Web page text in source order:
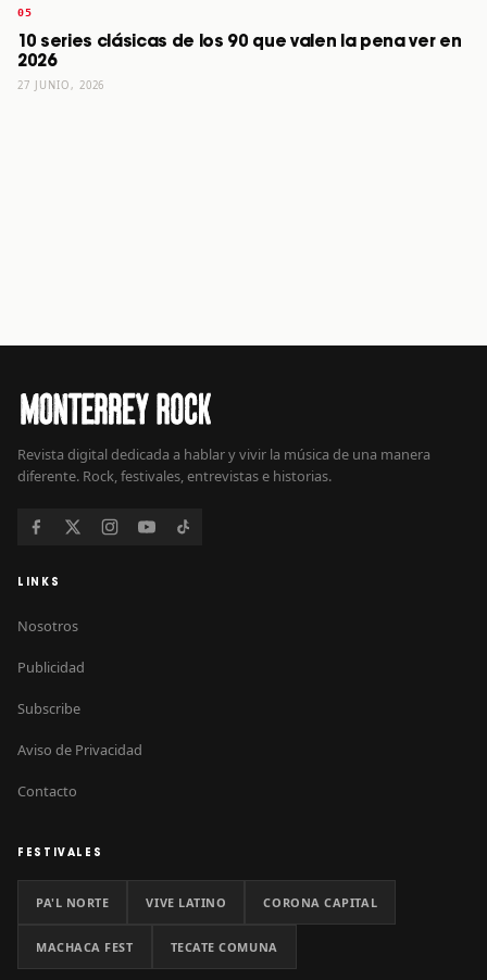
10 series clásicas de los 90 que valen la pena ver en
2026
27 JUNIO, 2026
Revista digital dedicada a hablar y vivir la música de una manera
diferente. Rock, festivales, entrevistas e historias.
LINKS
Nosotros
Publicidad
Subscribe
Aviso de Privacidad
Contacto
FESTIVALES
PA'L NORTE VIVE LATINO CORONA CAPITAL
MACHACA FEST TECATE COMUNA